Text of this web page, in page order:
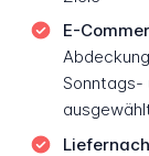
E-
Sonntags-